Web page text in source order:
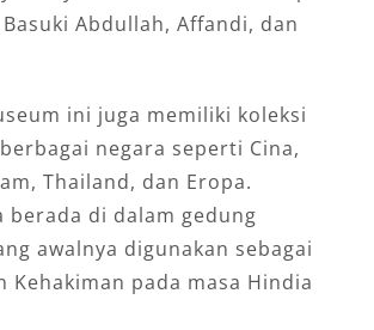
Basuki Abdullah, Affandi, dan
ini juga memiliki koleksi
negara seperti Cina,
Thailand, dan Eropa.
berada di dalam gedung
awalnya digunakan sebagai
Kehakiman pada masa Hindia